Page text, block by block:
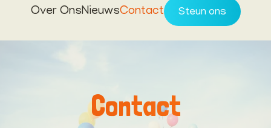
Over OnsNieuwsContact Steun ons
Contact